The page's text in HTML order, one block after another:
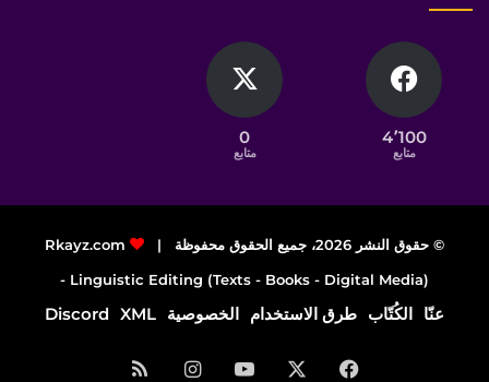
4٬100
متابع
0
متابع
© حقوق النشر 2026، جميع الحقوق محفوظة |
Rkayz.com
Linguistic Editing (Texts - Books - Digital Media) -
عنّا الكُتّاب طرق الاستخدام الخصوصية XML
Discord
فيسبوك ‫YouTubeانستقرامملخص